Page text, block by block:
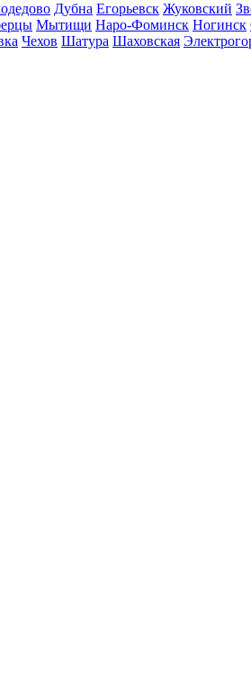
Дубна Егорьевск Жуковский
Мытищи Наро-Фоминск Ногинск
Чехов Шатура Шаховская